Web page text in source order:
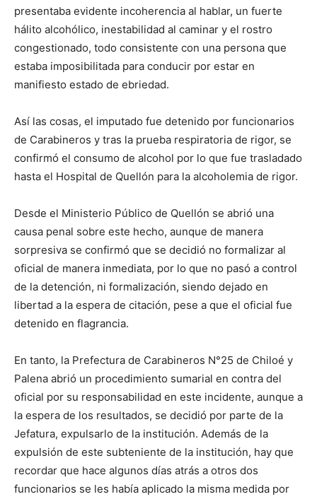
presentaba evidente incoherencia al hablar, un fuerte
hálito alcohólico, inestabilidad al caminar y el rostro
congestionado, todo consistente con una persona que
estaba imposibilitada para conducir por estar en
manifiesto estado de ebriedad.
Así las cosas, el imputado fue detenido por funcionarios
de Carabineros y tras la prueba respiratoria de rigor, se
confirmó el consumo de alcohol por lo que fue trasladado
hasta el Hospital de Quellón para la alcoholemia de rigor.
Desde el Ministerio Público de Quellón se abrió una
causa penal sobre este hecho, aunque de manera
sorpresiva se confirmó que se decidió no formalizar al
oficial de manera inmediata, por lo que no pasó a control
de la detención, ni formalización, siendo dejado en
libertad a la espera de citación, pese a que el oficial fue
detenido en flagrancia.
En tanto, la Prefectura de Carabineros N°25 de Chiloé y
Palena abrió un procedimiento sumarial en contra del
oficial por su responsabilidad en este incidente, aunque a
la espera de los resultados, se decidió por parte de la
Jefatura, expulsarlo de la institución. Además de la
expulsión de este subteniente de la institución, hay que
recordar que hace algunos días atrás a otros dos
funcionarios se les había aplicado la misma medida por